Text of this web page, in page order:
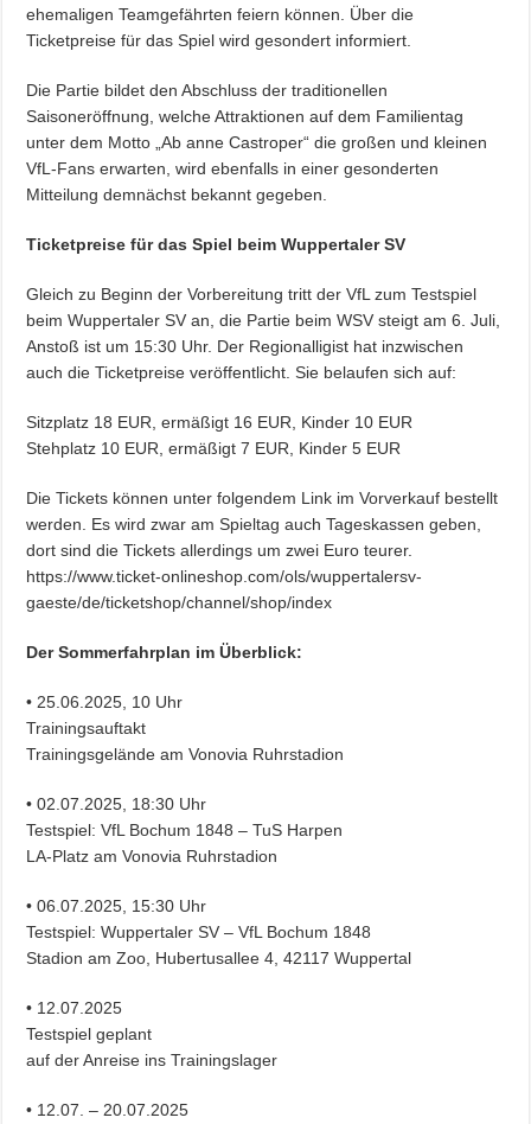
ehemaligen Teamgefährten feiern können. Über die
Ticketpreise für das Spiel wird gesondert informiert.
Die Partie bildet den Abschluss der traditionellen
Saisoneröffnung, welche Attraktionen auf dem Familientag
unter dem Motto „Ab anne Castroper“ die großen und kleinen
VfL-Fans erwarten, wird ebenfalls in einer gesonderten
Mitteilung demnächst bekannt gegeben.
Ticketpreise für das Spiel beim Wuppertaler SV
Gleich zu Beginn der Vorbereitung tritt der VfL zum Testspiel
beim Wuppertaler SV an, die Partie beim WSV steigt am 6. Juli,
Anstoß ist um 15:30 Uhr. Der Regionalligist hat inzwischen
auch die Ticketpreise veröffentlicht. Sie belaufen sich auf:
Sitzplatz 18 EUR, ermäßigt 16 EUR, Kinder 10 EUR
Stehplatz 10 EUR, ermäßigt 7 EUR, Kinder 5 EUR
Die Tickets können unter folgendem Link im Vorverkauf bestellt
werden. Es wird zwar am Spieltag auch Tageskassen geben,
dort sind die Tickets allerdings um zwei Euro teurer.
https://www.ticket-onlineshop.com/ols/wuppertalersv-
gaeste/de/ticketshop/channel/shop/index
Der Sommerfahrplan im Überblick:
• 25.06.2025, 10 Uhr
Trainingsauftakt
Trainingsgelände am Vonovia Ruhrstadion
• 02.07.2025, 18:30 Uhr
Testspiel: VfL Bochum 1848 – TuS Harpen
LA-Platz am Vonovia Ruhrstadion
• 06.07.2025, 15:30 Uhr
Testspiel: Wuppertaler SV – VfL Bochum 1848
Stadion am Zoo, Hubertusallee 4, 42117 Wuppertal
• 12.07.2025
Testspiel geplant
auf der Anreise ins Trainingslager
• 12.07. – 20.07.2025